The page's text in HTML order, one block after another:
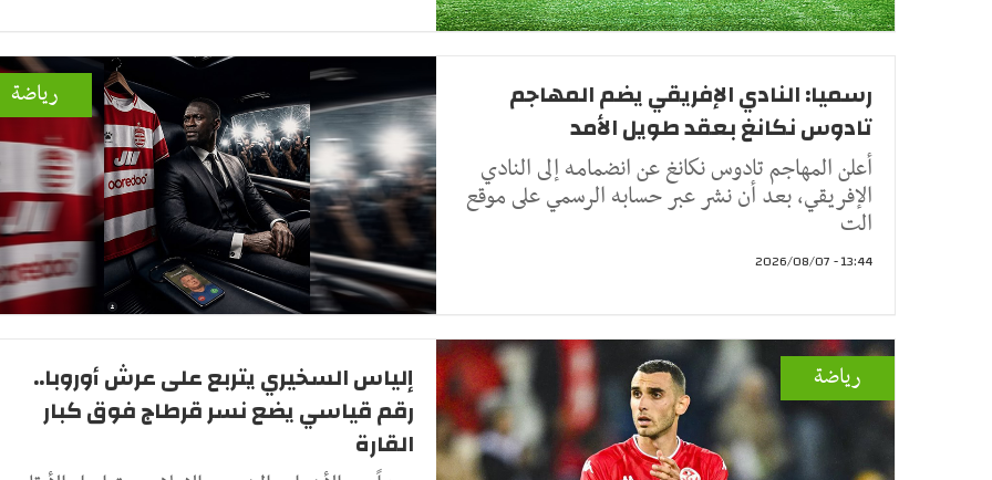
رياضة
رسميا: النادي الإفريقي يضم المهاجم
تادوس نكانغ بعقد طويل الأمد
أعلن المهاجم تادوس نكانغ عن انضمامه إلى النادي
الإفريقي، بعد أن نشر عبر حسابه الرسمي على موقع
الت
13:44 - 2026/08/07
رياضة
إلياس السخيري يتربع على عرش أوروبا..
رقم قياسي يضع نسر قرطاج فوق كبار
القارة